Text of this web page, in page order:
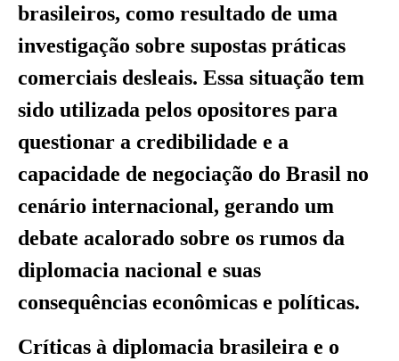
brasileiros, como resultado de uma
investigação sobre supostas práticas
comerciais desleais. Essa situação tem
sido utilizada pelos opositores para
questionar a credibilidade e a
capacidade de negociação do Brasil no
cenário internacional, gerando um
debate acalorado sobre os rumos da
diplomacia nacional e suas
consequências econômicas e políticas.
Críticas à diplomacia brasileira e o